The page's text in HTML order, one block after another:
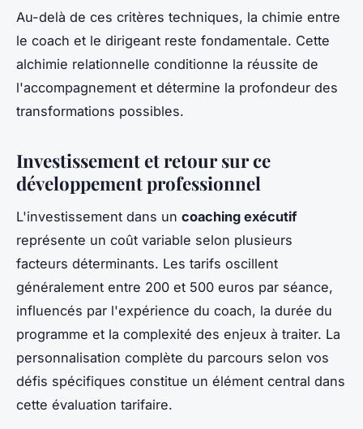
Au-delà de ces critères techniques, la chimie entre
le coach et le dirigeant reste fondamentale. Cette
alchimie relationnelle conditionne la réussite de
l'accompagnement et détermine la profondeur des
transformations possibles.
Investissement et retour sur ce
développement professionnel
L'investissement dans un coaching exécutif
représente un coût variable selon plusieurs
facteurs déterminants. Les tarifs oscillent
généralement entre 200 et 500 euros par séance,
influencés par l'expérience du coach, la durée du
programme et la complexité des enjeux à traiter. La
personnalisation complète du parcours selon vos
défis spécifiques constitue un élément central dans
cette évaluation tarifaire.